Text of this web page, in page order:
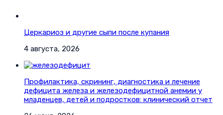
Церкариоз и другие сыпи после купания
4 августа, 2026
Профилактика, скрининг, диагностика и лечение
дефицита железа и железодефицитной анемии у
младенцев, детей и подростков: клинический отчет